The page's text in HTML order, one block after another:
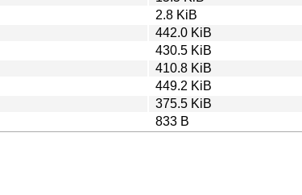
2.8 KiB
442.0 KiB
430.5 KiB
410.8 KiB
449.2 KiB
375.5 KiB
833 B